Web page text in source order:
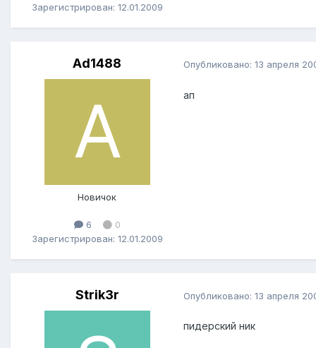
Зарегистрирован: 12.01.2009
Ad1488
Новичок
6
0
Зарегистрирован: 12.01.2009
Опубликовано: 13 апреля
ап
Strik3r Опубликовано: 13 апреля
пидерский ник